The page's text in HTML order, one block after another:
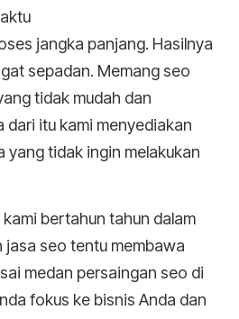
jangka panjang. Hasilnya
sepadan. Memang seo
tidak mudah dan
itu kami menyediakan
yang tidak ingin melakukan
bertahun tahun dalam
jasa seo tentu membawa
medan persaingan seo di
fokus ke bisnis Anda dan